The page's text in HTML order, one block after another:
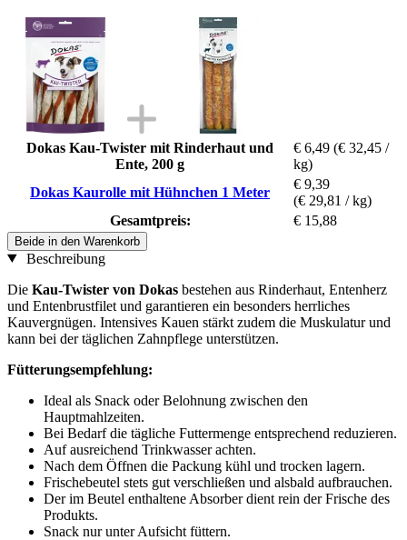
Dokas Kau-Twister mit Rinderhaut und
Ente, 200 g
€ 6,49 (€ 32,45 /
kg)
Dokas Kaurolle mit Hühnchen 1 Meter
€ 9,39
(€ 29,81 / kg)
Gesamtpreis:
€ 15,88
Beide in den Warenkorb
Beschreibung
Die Kau-Twister von Dokas bestehen aus Rinderhaut, Entenherz
und Entenbrustfilet und garantieren ein besonders herrliches
Kauvergnügen. Intensives Kauen stärkt zudem die Muskulatur und
kann bei der täglichen Zahnpflege unterstützen.
Fütterungsempfehlung:
Ideal als Snack oder Belohnung zwischen den
Hauptmahlzeiten.
Bei Bedarf die tägliche Futtermenge entsprechend reduzieren.
Auf ausreichend Trinkwasser achten.
Nach dem Öffnen die Packung kühl und trocken lagern.
Frischebeutel stets gut verschließen und alsbald aufbrauchen.
Der im Beutel enthaltene Absorber dient rein der Frische des
Produkts.
Snack nur unter Aufsicht füttern.